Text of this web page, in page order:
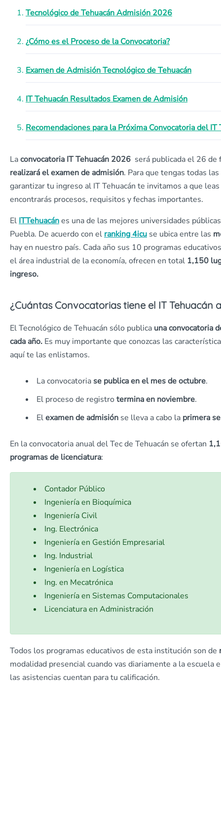
Tecnológico de Tehuacán Admisión 2026
¿Cómo es el Proceso de la Convocatoria?
Examen de Admisión Tecnológico de Tehuacán
IT Tehuacán Resultados Examen de Admisión
Recomendaciones para la Próxima Convocatoria del IT
Laconvocatoria IT Tehuacán 2026 será publicada el 26
realizará el examen de admisión. Para que tengas todas
garantizar tu ingreso al IT Tehuacán te invitamos a que
encontrarás procesos, requisitos y fechas importantes.
El ITTehuacánes una de las mejores universidades
Puebla. De acuerdo con el ranking 4icu se ubica entre las
hay en nuestro país. Cada año sus 10 programas
el área industrial de la economía, ofrecen en total 1,150
ingreso.
¿Cuántas Convocatorias tiene el IT Tehuacán
El Tecnológico de Tehuacán sólo publica una convocatoria
cada año. Es muy importante que conozcas las
aquí te las enlistamos.
La convocatoriase publica en el mes de octubre.
El proceso de registro termina en noviembre.
Elexamen de admisión se lleva a cabo la primera
En la convocatoria anual del Tec de Tehuacán se ofertan
programas de licenciatura:
Contador Público
Ingeniería en Bioquímica
Ingeniería Civil
Ing. Electrónica
Ingeniería en Gestión Empresarial
Ing. Industrial
Ingeniería en Logística
Ing. en Mecatrónica
Ingeniería en Sistemas Computacionales
Licenciatura en Administración
Todos los programas educativos de esta institución son de
modalidad presencial cuando vas diariamente a la escuela
las asistencias cuentan para tu calificación.